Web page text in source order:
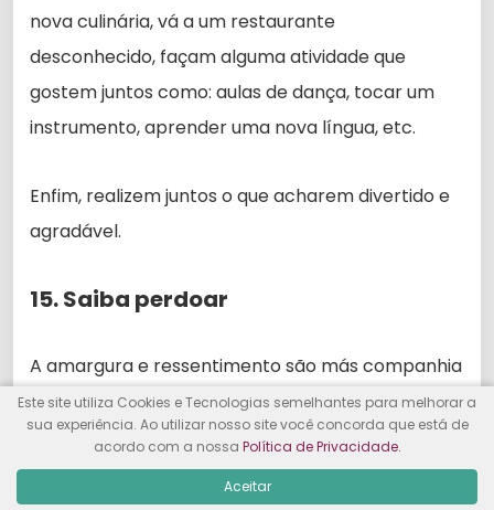
nova culinária, vá a um restaurante
desconhecido, façam alguma atividade que
gostem juntos como: aulas de dança, tocar um
instrumento, aprender uma nova língua, etc.
Enfim, realizem juntos o que acharem divertido e
agradável.
15. Saiba perdoar
A amargura e ressentimento são más companhia
para se manter. Não estou dizendo que você
nunca deve disputar; isso é impossível; mas você
deve conversar sobre o que é merecido e da
Este site utiliza Cookies e Tecnologias semelhantes para melhorar a
sua experiência. Ao utilizar nosso site você concorda que está de
acordo com a nossa Política de Privacidade.
Aceitar